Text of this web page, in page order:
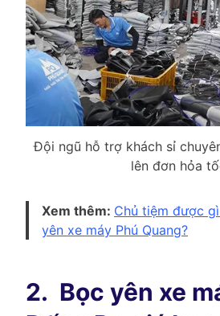
Đội ngũ hỗ trợ khách sỉ
lên đơn hỏa
Xem thêm: Chủ tiệm được
yên xe máy Phú Quang?
2. Bọc yên xe